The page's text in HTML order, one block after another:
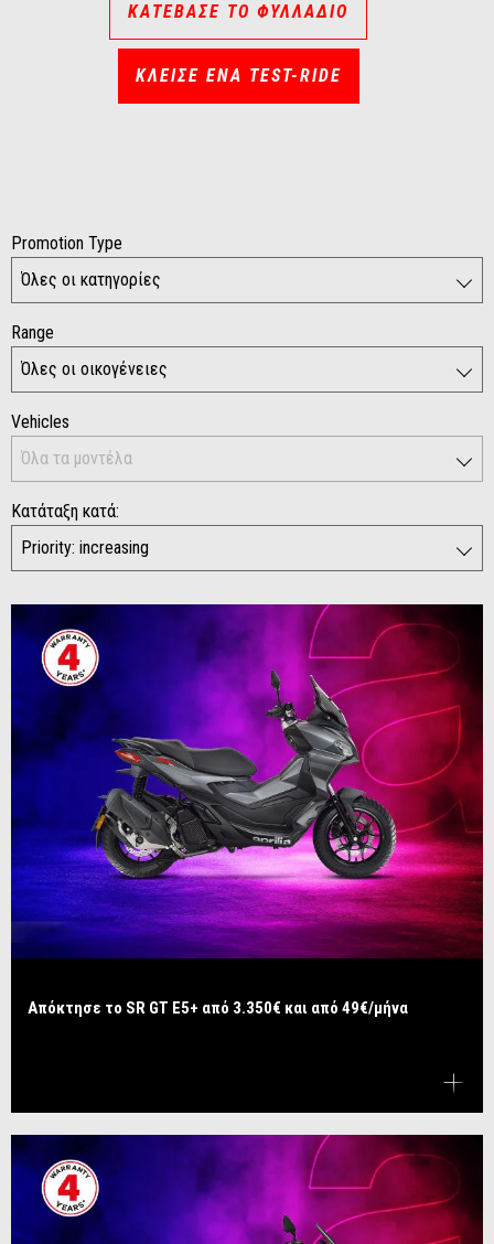
ΚΑΤΕΒΑΣΕ ΤΟ ΦΥΛΛΑΔΙΟ
ΚΛΕΙΣΕ ΕΝΑ TEST-RIDE
Promotion Type
Range
Vehicles
Κατάταξη κατά:
Απόκτησε το SR GT E5+ από 3.350€ και από 49€/μήνα